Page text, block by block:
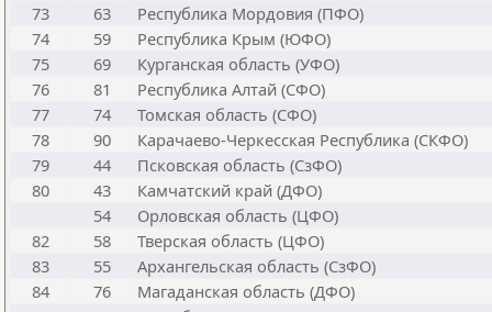
73
63
Республика Мордовия (ПФО)
74
59
Республика Крым (ЮФО)
75
69
Курганская область (УФО)
76
81
Республика Алтай (СФО)
77
74
Томская область (СФО)
78
90
Карачаево-Черкесская Республика (СКФО)
79
44
Псковская область (СзФО)
80
43
Камчатский край (ДФО)
54
Орловская область (ЦФО)
82
58
Тверская область (ЦФО)
83
55
Архангельская область (СзФО)
84
76
Магаданская область (ДФО)